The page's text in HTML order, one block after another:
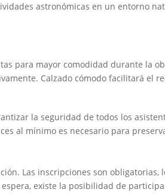
astronómicas en un entorno
para mayor comodidad durante la
Calzado cómodo facilitará el
la seguridad de todos los
al mínimo es necesario para
Las inscripciones son obligatorias,
existe la posibilidad de